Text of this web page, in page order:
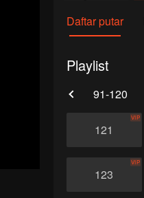
Daftar putar
Playlist
91-120
121
VIP
123
VIP